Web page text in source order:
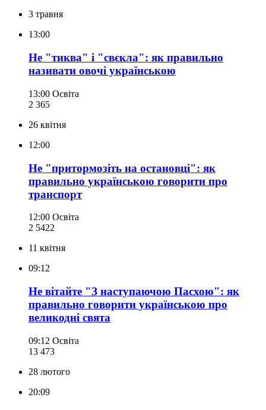
3 травня
13:00
Не "тиква" і "свєкла": як правильно
називати овочі українською
13:00 Освіта
2 365
26 квітня
12:00
Не "притормозіть на остановці": як
правильно українською говорити про
транспорт
12:00 Освіта
2 5422
11 квітня
09:12
Не вітайте "З наступаючою Пасхою": як
правильно говорити українською про
великодні свята
09:12 Освіта
13 473
28 лютого
20:09